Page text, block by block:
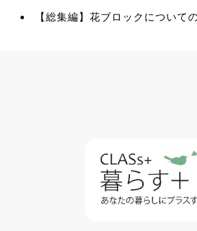
【総集編】花ブロックについ